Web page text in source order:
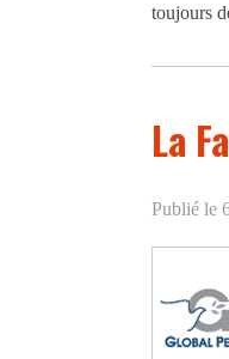
toujours
La
Publié le